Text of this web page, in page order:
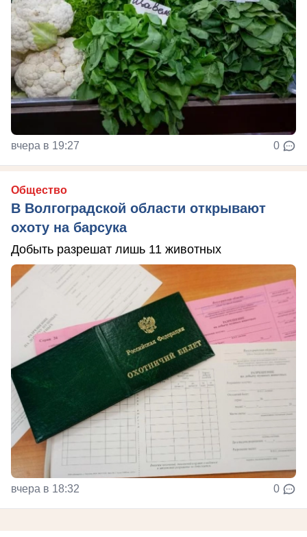
вчера в 19:27 0
Общество
В Волгоградской области открывают
охоту на барсука
Добыть разрешат лишь 11 животных
вчера в 18:32 0